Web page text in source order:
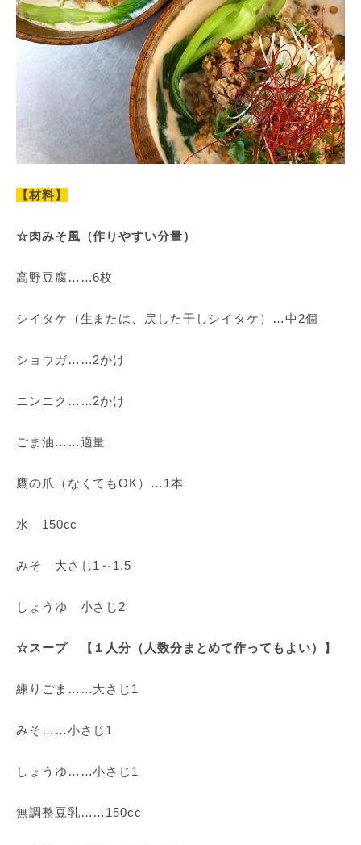
【材料】
☆肉みそ風（作りやすい分量）
高野豆腐……6枚
シイタケ（生または、戻した干しシイタケ）…中2個
ショウガ……2かけ
ニンニク……2かけ
ごま油……適量
鷹の爪（なくてもOK）…1本
水 150cc
みそ 大さじ1～1.5
しょうゆ 小さじ2
☆スープ 【１人分（人数分まとめて作ってもよい）】
練りごま……大さじ1
みそ……小さじ1
しょうゆ……小さじ1
無調整豆乳……150cc